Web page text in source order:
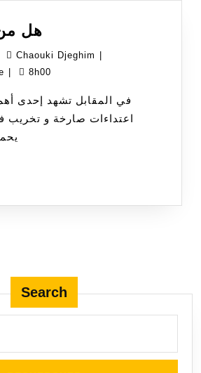
هل
من
مستغيث؟
Chaouki Djeghim Chaouki
8h00
في المقابل تشهد إحدى أهم
اعتداءات صارخة و
Search